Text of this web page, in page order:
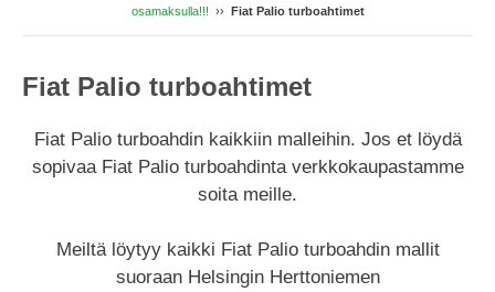
osamaksulla!!! ›› Fiat Palio turboahtimet
Fiat Palio turboahtimet
Fiat Palio turboahdin kaikkiin malleihin. Jos et löydä
sopivaa Fiat Palio turboahdinta verkkokaupastamme
soita meille.
Meiltä löytyy kaikki Fiat Palio turboahdin mallit
suoraan Helsingin Herttoniemen